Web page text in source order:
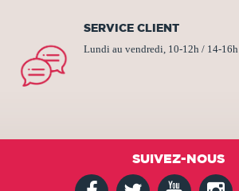
SERVICE CLIENT
Lundi au vendredi, 10-12h / 14-16h
SUIVEZ-NOUS